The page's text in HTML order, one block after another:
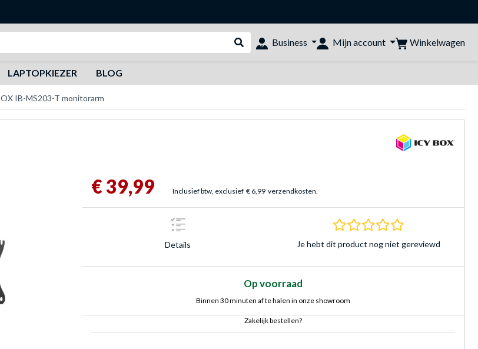
Webshop doorzoeken
Business Mijn account Winkelwagen
LAPTOPKIEZER BLOG
IB-MS203-T monitorarm
€ 39,99 Inclusief btw, exclusief € 6,99 verzendkosten.
Details
0.0 sterren
Je hebt dit product nog niet gereviewd
Op voorraad
Binnen 30 minuten af te halen in onze showroom
Zakelijk bestellen?